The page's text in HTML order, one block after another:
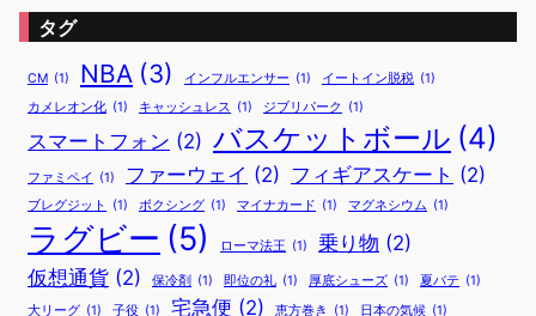
タグ
CM (1) NBA (3) インフルエンサー (1) イートイン脱税 (1)
カメレオン化 (1) キャッシュレス (1) ジブリパーク (1)
スマートフォン (2) バスケットボール (4)
ファミペイ (1) ファーウェイ (2) フィギアスケート (2)
ブレグジット (1) ボクシング (1) マイナカード (1) マグネシウム (1)
ラグビー (5) ローマ法王 (1) 乗り物 (2)
仮想通貨 (2) 保冷剤 (1) 即位の礼 (1) 厚底シューズ (1) 夏バテ (1)
大リーグ (1) 子役 (1) 宅急便 (2) 恵方巻き (1) 日本の気候 (1)